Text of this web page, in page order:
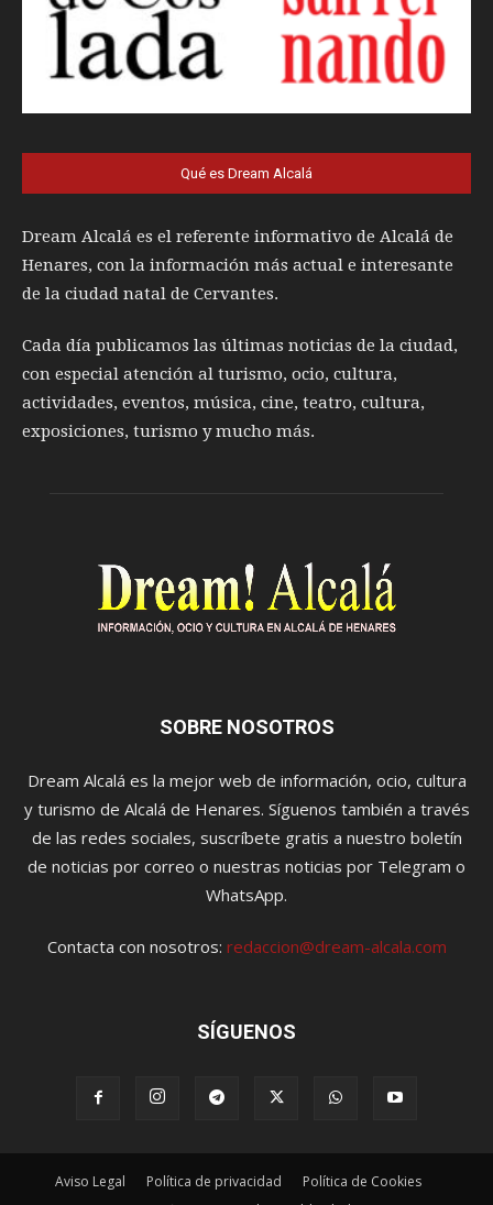
Qué es Dream Alcalá
Dream Alcalá es el referente informativo de Alcalá de
Henares, con la información más actual e interesante
de la ciudad natal de Cervantes.
Cada día publicamos las últimas noticias de la ciudad,
con especial atención al turismo, ocio, cultura,
actividades, eventos, música, cine, teatro, cultura,
exposiciones, turismo y mucho más.
SOBRE NOSOTROS
Dream Alcalá es la mejor web de información, ocio, cultura
y turismo de Alcalá de Henares. Síguenos también a través
de las redes sociales, suscríbete gratis a nuestro boletín
de noticias por correo o nuestras noticias por Telegram o
WhatsApp.
Contacta con nosotros: redaccion@dream-alcala.com
SÍGUENOS
Aviso Legal Política de privacidad
Política de Cookies